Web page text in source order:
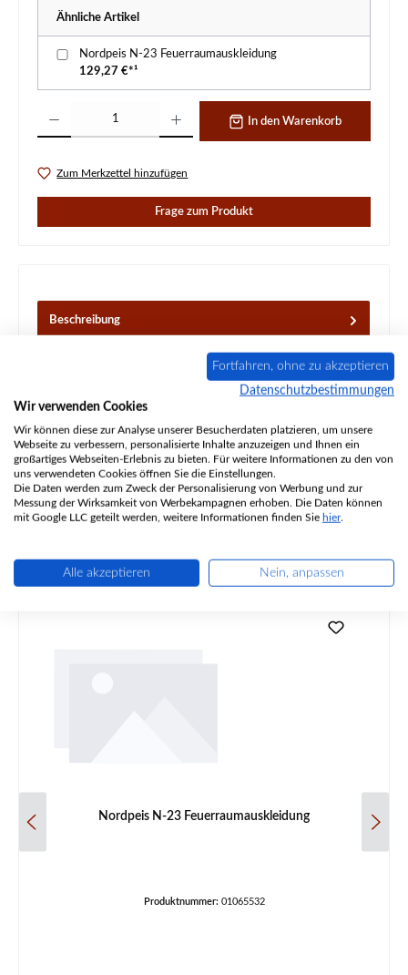
Ähnliche Artikel
Nordpeis N-23 Feuerraumauskleidung
129,27 €*¹
In den Warenkorb
Zum Merkzettel hinzufügen
Frage zum Produkt
Beschreibung
Nordpeis N-23 Türdichtung Eckdaten: Dichtschnur,
Angaben zur Produktsicherheit
Ähnliche Artikel
Nordpeis N-23 Feuerraumauskleidung
Produktnummer: 01065532
Fortfahren, ohne zu akzeptieren
Datenschutzbestimmungen
Wir verwenden Cookies
Wir können diese zur Analyse unserer Besucherdaten platzieren, um unsere
Webseite zu verbessern, personalisierte Inhalte anzuzeigen und Ihnen ein
großartiges Webseiten-Erlebnis zu bieten. Für weitere Informationen zu den von
uns verwendeten Cookies öffnen Sie die Einstellungen.
Die Daten werden zum Zweck der Personalisierung von Werbung und zur
Messung der Wirksamkeit von Werbekampagnen erhoben. Die Daten können
mit Google LLC geteilt werden, weitere Informationen finden Sie hier.
Alle akzeptieren Nein, anpassen